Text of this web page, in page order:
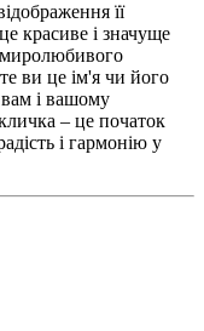
її
красиве і значуще
миролюбивого
ви це ім'я чи його
і вашому
– це початок
і гармонію у